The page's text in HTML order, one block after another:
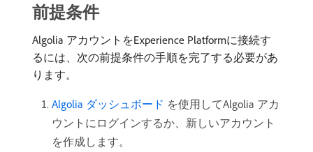
前提条件
Algolia アカウントをExperience Platformに接続す
るには、次の前提条件の手順を完了する必要があ
ります。
Algolia ダッシュボード ​ を使用してAlgolia アカ
ウントにログインするか、新しいアカウント
を作成します。